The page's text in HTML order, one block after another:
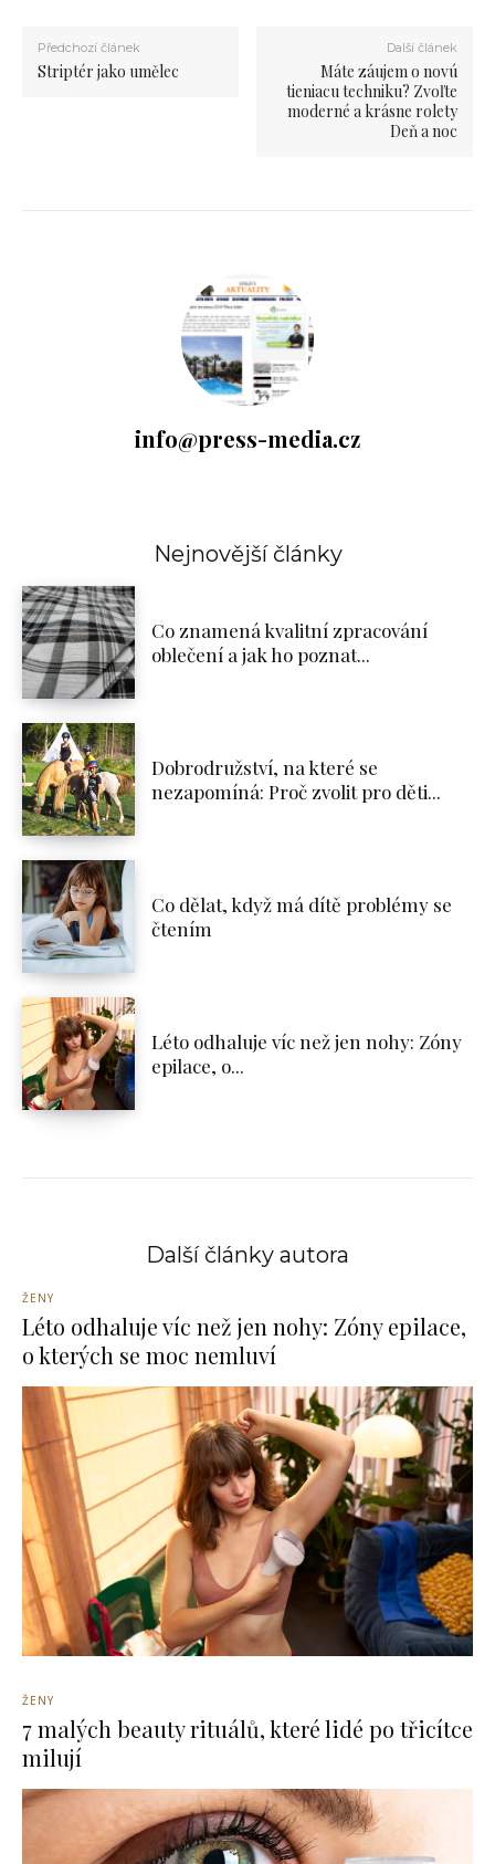
Předchozí článek
Striptér jako umělec
Další článek
Máte záujem o novú
tieniacu techniku? Zvoľte
moderné a krásne rolety
Deň a noc
info@press-media.cz
Nejnovější články
Co znamená kvalitní zpracování
oblečení a jak ho poznat...
Dobrodružství, na které se
nezapomíná: Proč zvolit pro děti...
Co dělat, když má dítě problémy se
čtením
Léto odhaluje víc než jen nohy: Zóny
epilace, o...
Další články autora
ŽENY
Léto odhaluje víc než jen nohy: Zóny epilace,
o kterých se moc nemluví
ŽENY
7 malých beauty rituálů, které lidé po třicítce
milují